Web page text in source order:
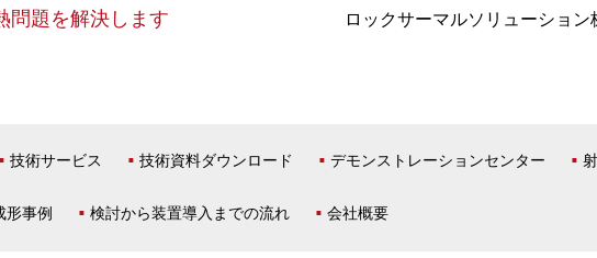
問題を解決します ロックサーマルソリューション
技術サービス 技術資料ダウンロード デモンストレーションセンター
形事例 検討から装置導入までの流れ 会社概要